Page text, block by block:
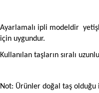
Ayarlamalı ipli modeldir
için uygundur.
Kullanılan taşların sıralı
Not: Ürünler doğal taş olduğu